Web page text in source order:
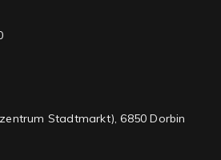
Stadtmarkt), 6850 Dorbin